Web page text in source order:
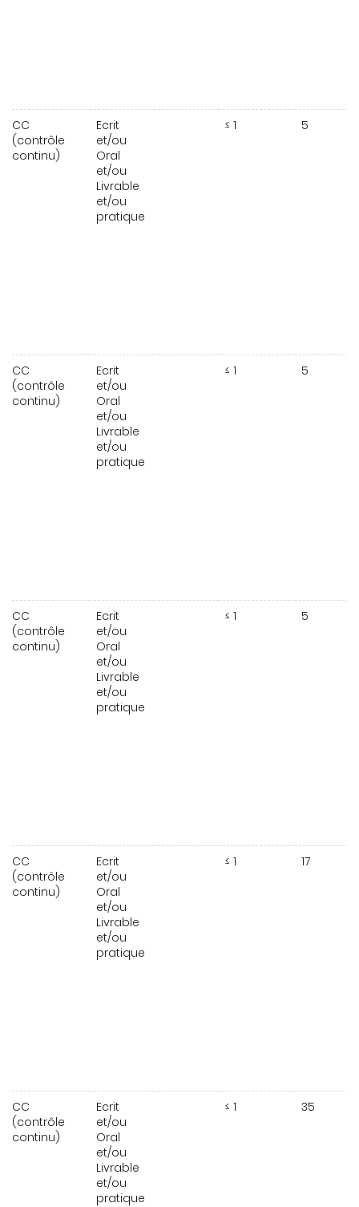
CC
(contrôle
continu)
Ecrit
et/ou
Oral
et/ou
Livrable
et/ou
pratique
≤ 1 5
CC
(contrôle
continu)
Ecrit
et/ou
Oral
et/ou
Livrable
et/ou
pratique
≤ 1 5
CC
(contrôle
continu)
Ecrit
et/ou
Oral
et/ou
Livrable
et/ou
pratique
≤ 1 5
CC
(contrôle
continu)
Ecrit
et/ou
Oral
et/ou
Livrable
et/ou
pratique
≤ 1 17
CC
(contrôle
continu)
Ecrit
et/ou
Oral
et/ou
Livrable
et/ou
pratique
≤ 1 35